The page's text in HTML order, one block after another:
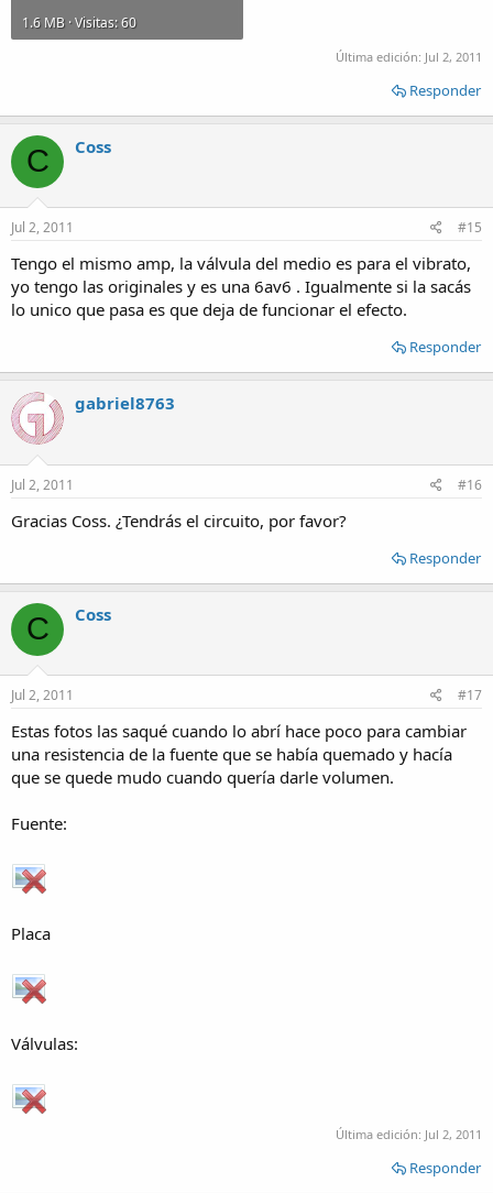
1.6 MB · Visitas: 60
Última edición: Jul 2, 2011
Responder
C Coss
Jul 2, 2011 #15
Tengo el mismo amp, la válvula del medio es para el vibrato,
yo tengo las originales y es una 6av6 . Igualmente si la sacás
lo unico que pasa es que deja de funcionar el efecto.
Responder
gabriel8763
Jul 2, 2011 #16
Gracias Coss. ¿Tendrás el circuito, por favor?
Responder
C Coss
Jul 2, 2011 #17
Estas fotos las saqué cuando lo abrí hace poco para cambiar
una resistencia de la fuente que se había quemado y hacía
que se quede mudo cuando quería darle volumen.
Fuente:
Placa
Válvulas:
Última edición: Jul 2, 2011
Responder